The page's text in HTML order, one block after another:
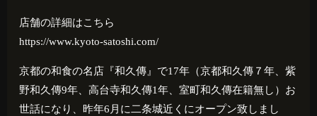
店舗の詳細はこちら
https://www.kyoto-satoshi.com/
京都の和食の名店『和久傳』で17年（京都和久傳７年、紫
野和久傳9年、高台寺和久傳1年、室町和久傳在籍無し）お
世話になり、昨年6 月に二条城近くにオープン致しまし